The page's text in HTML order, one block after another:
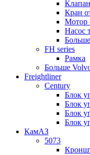
Кран
Мотор
Насос
Больше
FH series
Рамка
Больше
Freightliner
Century
Блок
Блок
Блок
Блок
КамАЗ
5073